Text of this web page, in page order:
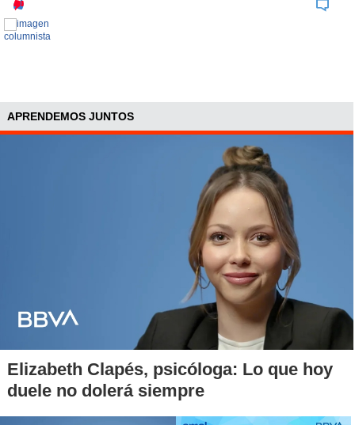
APRENDEMOS JUNTOS
Elizabeth Clapés, psicóloga: Lo que hoy
duele no dolerá siempre